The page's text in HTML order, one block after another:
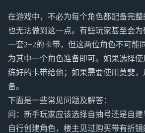
在游戏中，不必为每个角色都配备完
也无法做到这一点。有些玩家甚至会
一套2+2的卡带，但这两位角色不可能
为其中一个角色准备即可。如果选择
练好的卡带给他；如果需要使用莫斐
备。
下面是一些常见问题及解答：
问：新手玩家应该选择自抽号还是自
自行创建角色，楼主见过购买带有折